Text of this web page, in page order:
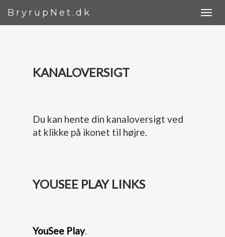
BryrupNet.dk
KANALOVERSIGT
Du kan hente din kanaloversigt ved
at klikke på ikonet til højre.
YOUSEE PLAY LINKS
YouSee Play.